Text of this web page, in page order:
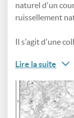
naturel d'un
ruissellement
Il s'agit d'une
Lire la suite